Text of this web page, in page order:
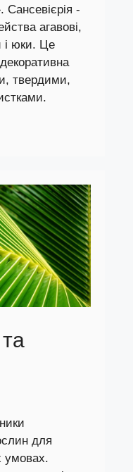
Сансевієрія -
агавові,
і юки. Це
твердими,
для
умовах.